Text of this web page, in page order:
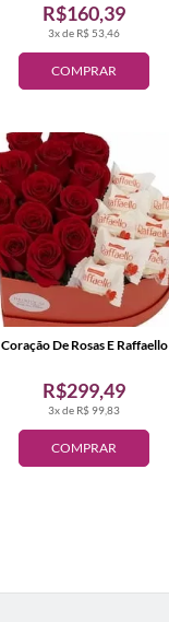
COMPRAR
3x de R$ 53,46
R$160,39
COMPRAR
3x de R$ 99,83
R$299,49
Coração De Rosas E Raffaello